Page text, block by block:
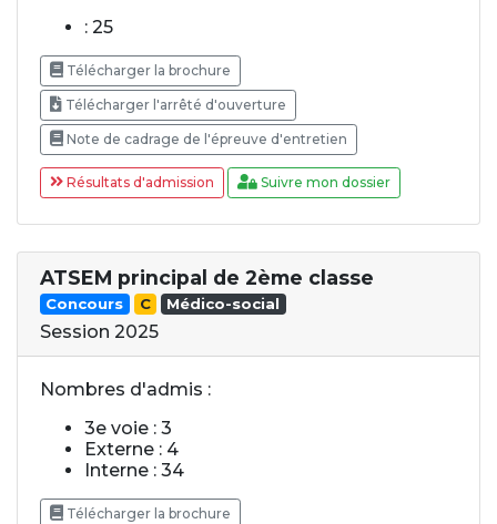
: 25
Télécharger la brochure
Télécharger l'arrêté d'ouverture
Note de cadrage de l'épreuve d'entretien
Résultats d'admission Suivre mon dossier
ATSEM principal de 2ème classe
Concours C Médico-social
Session 2025
Nombres d'admis :
3e voie : 3
Externe : 4
Interne : 34
Télécharger la brochure